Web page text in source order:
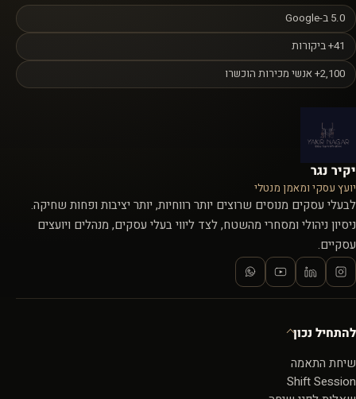
5.0 ב-Google
41+ ביקורות
2,100+ אנשי מכירות הוכשרו
יקיר נגר
יועץ עסקי ומאמן מנטלי
לבעלי עסקים מנוסים שרוצים יותר רווחיות, יותר יציבות ופחות שחיקה.
ניסיון ניהולי ומסחרי מהשטח, לצד ליווי בעלי עסקים, מנהלים ויועצים
עסקיים.
להתחיל נכון
שיחת התאמה
Shift Session